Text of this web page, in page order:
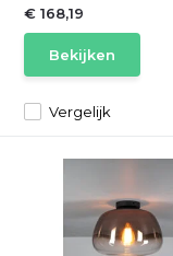
Vergelijk
€ 168,19
Bekijken